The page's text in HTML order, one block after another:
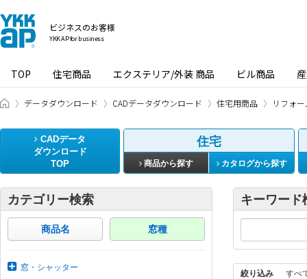
ビジネスのお客様
YKK AP for business
TOP 住宅商品 エクステリア/外装 商品 ビル商品
ビジネスのお客様 HOME
データダウンロード CADデータダウンロード 住宅用商品 リフォ
CADデータ
ダウンロード
TOP
住宅
商品から探す カタログから探す
カテゴリー検索
商品名 窓種
窓・シャッター
キーワード
絞り込み すべ